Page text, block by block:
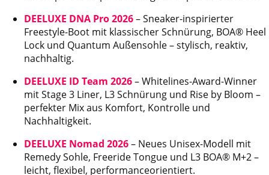
DEELUXE DNA Pro 2026– Sneaker-inspirierter
Freestyle-Boot mit klassischer Schnürung, BOA® Heel
Lock und Quantum Außensohle – stylisch, reaktiv,
nachhaltig.
DEELUXE ID Team 2026– Whitelines-Award-Winner
mit Stage 3 Liner, L3 Schnürung und Rise by Bloom –
perfekter Mix aus Komfort, Kontrolle und
Nachhaltigkeit.
DEELUXE Nomad 2026– Neues Unisex-Modell mit
Remedy Sohle, Freeride Tongue und L3 BOA® M+2 –
leicht, flexibel, performanceorientiert.